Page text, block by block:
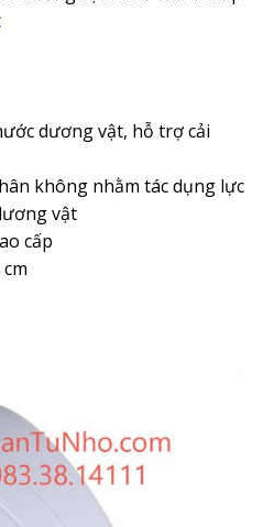
dương vật, hỗ trợ cải
không nhằm tác dụng lực
vật
cấp